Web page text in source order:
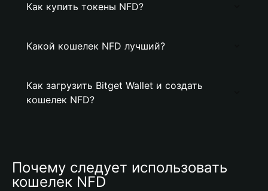
Как купить токены NFD?
Какой кошелек NFD лучший?
Как загрузить Bitget Wallet и создать
кошелек NFD?
Почему следует использовать
кошелек NFD